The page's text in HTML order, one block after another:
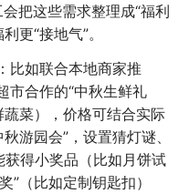
把这些需求整理成“福利
更“接地气”。
比如联合本地商家推
市合作的“中秋生鲜礼
菜），价格可结合实际
游园会”，设置猜灯谜、
得小奖品（比如月饼试
”（比如定制钥匙扣）